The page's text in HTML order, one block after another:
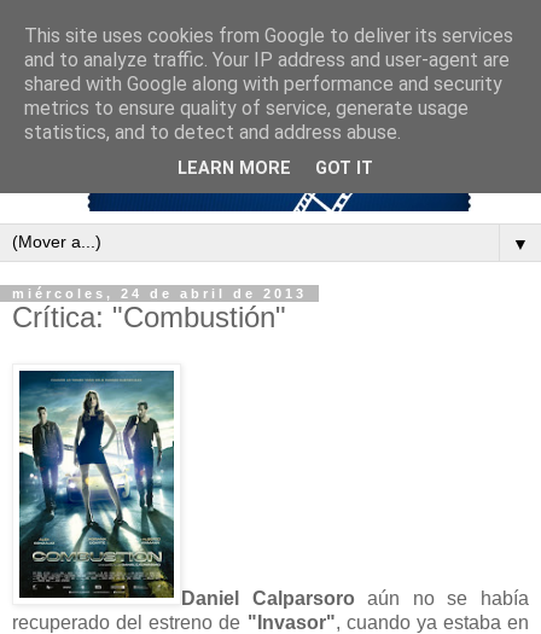
▼
miércoles, 24 de abril de 2013
Crítica: "Combustión"
Daniel Calparsoro aún no se había
recuperado del estreno de "Invasor", cuando ya estaba en
This site uses cookies from Google to deliver its services
and to analyze traffic. Your IP address and user-agent are
shared with Google along with performance and security
metrics to ensure quality of service, generate usage
statistics, and to detect and address abuse.
LEARN MORE GOT IT